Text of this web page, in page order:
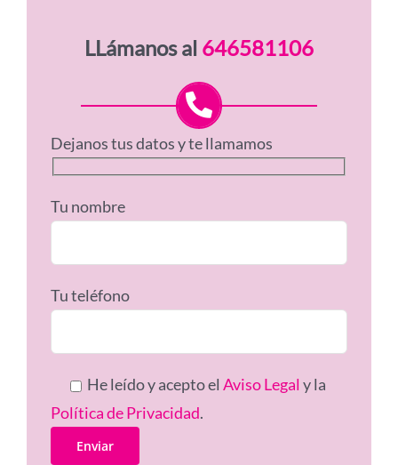
LLámanos al 646581106
Dejanos tus datos y te llamamos
Tu nombre
Tu teléfono
He leído y acepto elAviso Legal y la
Política de Privacidad.